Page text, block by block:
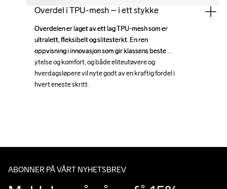
Overdel i TPU-mesh – i ett stykke
Overdelen er laget av ett lag TPU-mesh som er
ultralett, fleksibelt og slitesterkt. En ren
oppvisning i innovasjon som gir klassens beste
ytelse og komfort, og både eliteutøvere og
hverdagsløpere vil nyte godt av en kraftig fordel i
hvert eneste skritt.
Overdelen er laget av ett lag TPU-mesh som er
ultralett, fleksibelt og slitesterkt. En ren
oppvisning i innovasjon som gir klassens beste
ytelse og komfort, og både eliteutøvere og
hverdagsløpere vil nyte godt av en kraftig fordel i
hvert eneste skritt.
ABONNER PÅ VÅRT NYHETSBREV